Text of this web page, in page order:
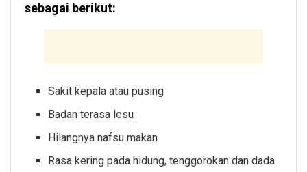
sebagai berikut:
Sakit kepala atau pusing
Badan terasa lesu
Hilangnya nafsu makan
Rasa kering pada hidung, tenggorokan dan dada